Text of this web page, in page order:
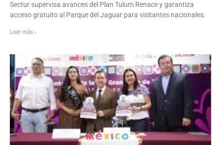
Sectur supervisa avances del Plan Tulum Renace y garantiza
acceso gratuito al Parque del Jaguar para visitantes nacionales.
Leer más ›